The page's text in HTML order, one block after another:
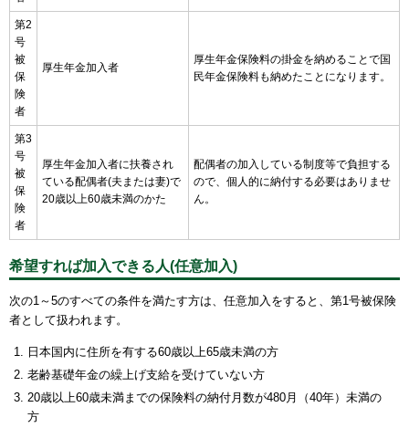
第2
号
被
保
険
者
厚生年金加入者
厚生年金保険料の掛金を納めることで国
民年金保険料も納めたことになります。
第3
号
被
保
険
者
厚生年金加入者に扶養され
ている配偶者(夫または妻)で
20歳以上60歳未満のかた
配偶者の加入している制度等で負担する
ので、個人的に納付する必要はありませ
ん。
希望すれば加入できる人(任意加入)
次の1～5のすべての条件を満たす方は、任意加入をすると、第1号被保険
者として扱われます。
日本国内に住所を有する60歳以上65歳未満の方
老齢基礎年金の繰上げ支給を受けていない方
20歳以上60歳未満までの保険料の納付月数が480月（40年）未満の
方